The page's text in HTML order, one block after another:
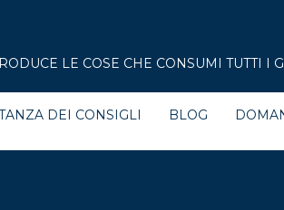
LE COSE CHE CONSUMI TUTTI I
DEI CONSIGLI BLOG